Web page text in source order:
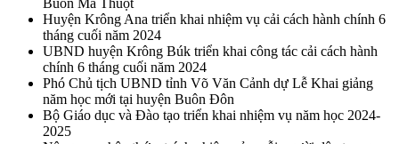
Buôn Ma Thuột
Huyện Krông Ana triển khai nhiệm vụ cải cách hành chính 6
tháng cuối năm 2024
UBND huyện Krông Búk triển khai công tác cải cách hành
chính 6 tháng cuối năm 2024
Phó Chủ tịch UBND tỉnh Võ Văn Cảnh dự Lễ Khai giảng
năm học mới tại huyện Buôn Đôn
Bộ Giáo dục và Đào tạo triển khai nhiệm vụ năm học 2024-
2025